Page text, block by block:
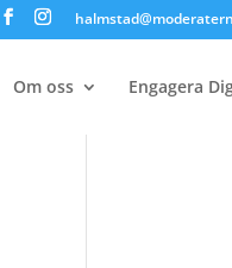
Om oss Engagera